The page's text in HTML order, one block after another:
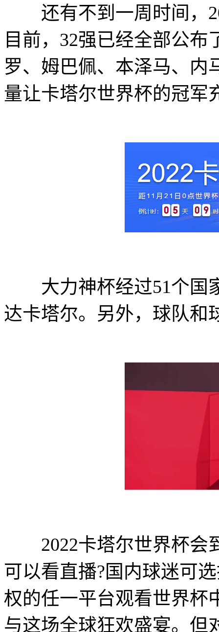
还有不到一周时间，
目前，32强已经全部公
罗、姆巴佩、本泽马、内
量让卡塔尔世界杯的冠军
大力神杯经过51个国家
达卡塔尔。另外，球队和
2022卡塔尔世界杯会
可以看直播?国内球迷可
权的任一平台观看世界杯
与这场全球狂欢盛宴。但